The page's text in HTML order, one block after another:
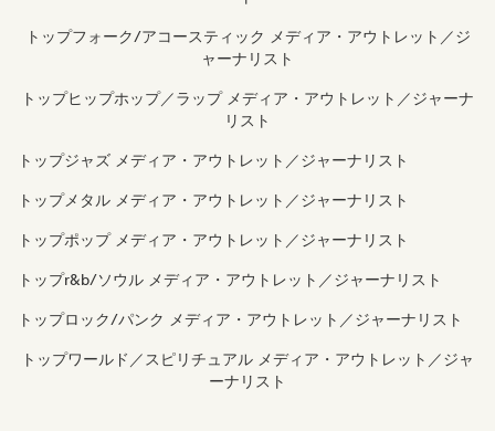
トップフォーク/アコースティック メディア・アウトレット／ジ
ャーナリスト
トップヒップホップ／ラップ メディア・アウトレット／ジャーナ
リスト
トップジャズ メディア・アウトレット／ジャーナリスト
トップメタル メディア・アウトレット／ジャーナリスト
トップポップ メディア・アウトレット／ジャーナリスト
トップr&b/ソウル メディア・アウトレット／ジャーナリスト
トップロック/パンク メディア・アウトレット／ジャーナリスト
トップワールド／スピリチュアル メディア・アウトレット／ジャ
ーナリスト